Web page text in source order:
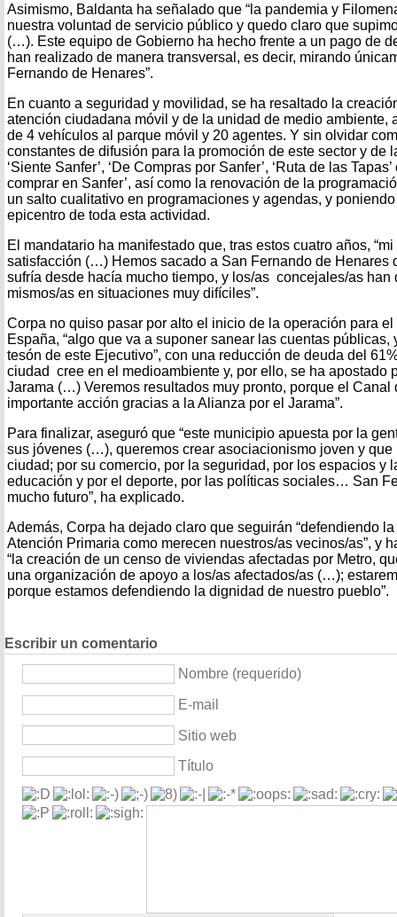
Asimismo, Baldanta ha señalado que “la pandemia y
nuestra voluntad de servicio público y quedo claro que
(…). Este equipo de Gobierno ha hecho frente a un pago de
han realizado de manera transversal, es decir, mirando
Fernando de Henares”.
En cuanto a seguridad y movilidad, se ha resaltado la
atención ciudadana móvil y de la unidad de medio ambiente,
de 4 vehículos al parque móvil y 20 agentes. Y sin olvidar
constantes de difusión para la promoción de este sector y de
‘Siente Sanfer’, ‘De Compras por Sanfer’, ‘Ruta de las
comprar en Sanfer’, así como la renovación de la
un salto cualitativo en programaciones y agendas, y
epicentro de toda esta actividad.
El mandatario ha manifestado que, tras estos cuatro años,
satisfacción (…) Hemos sacado a San Fernando de Henares
sufría desde hacía mucho tiempo, y los/as concejales/as han
mismos/as en situaciones muy difíciles”.
Corpa no quiso pasar por alto el inicio de la operación para
España, “algo que va a suponer sanear las cuentas
tesón de este Ejecutivo”, con una reducción de deuda del
ciudad cree en el medioambiente y, por ello, se ha apostado
Jarama (…) Veremos resultados muy pronto, porque el Canal
importante acción gracias a la Alianza por el Jarama”.
Para finalizar, aseguró que “este municipio apuesta por la
sus jóvenes (…), queremos crear asociacionismo joven y
ciudad; por su comercio, por la seguridad, por los espacios y
educación y por el deporte, por las políticas sociales… San
mucho futuro”, ha explicado.
Además, Corpa ha dejado claro que seguirán “defendiendo
Atención Primaria como merecen nuestros/as vecinos/as”, y
“la creación de un censo de viviendas afectadas por Metro,
una organización de apoyo a los/as afectados/as (…);
porque estamos defendiendo la dignidad de nuestro pueblo”.
Escribir un comentario
Nombre (requerido)
E-mail
Sitio web
Título